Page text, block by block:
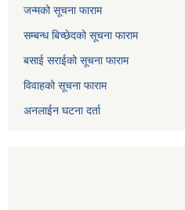
जन्मको सूचना फाराम
सम्बन्ध बिच्छेदको सूचना फाराम
बसाई सराईको सूचना फाराम
विवाहको सूचना फाराम
अनलाईन घटना दर्ता